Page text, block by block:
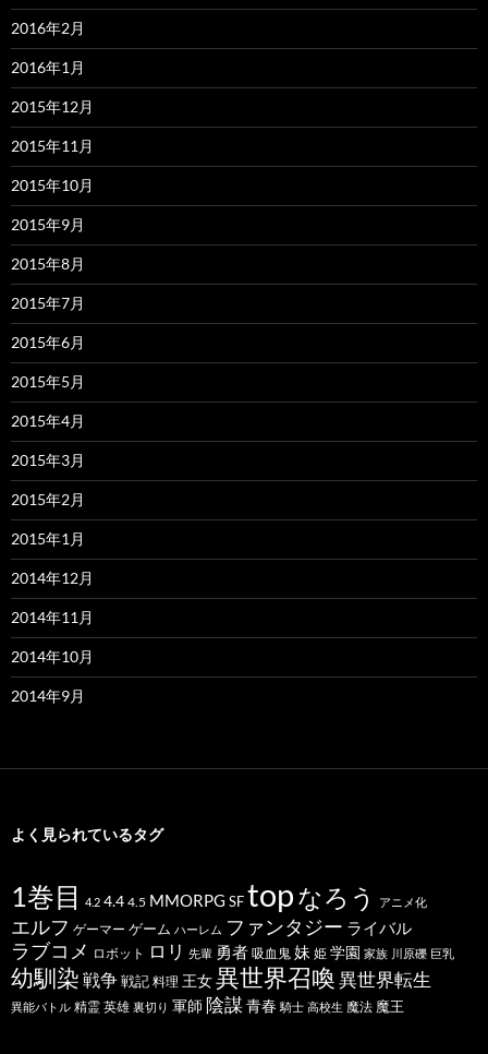
2016年2月
2016年1月
2015年12月
2015年11月
2015年10月
2015年9月
2015年8月
2015年7月
2015年6月
2015年5月
2015年4月
2015年3月
2015年2月
2015年1月
2014年12月
2014年11月
2014年10月
2014年9月
よく見られているタグ
1巻目 4.2 4.4 4.5 MMORPG SFtopなろう アニメ化
エルフ ゲーマー ゲーム ハーレム ファンタジー ライバル
ラブコメ ロボット ロリ 先輩 勇者 吸血鬼 妹 姫 学園 家族 川原礫 巨乳
幼馴染 戦争戦記 料理 王女異世界召喚異世界転生
異能バトル 精霊 英雄 裏切り 軍師 陰謀青春 騎士 高校生 魔法 魔王